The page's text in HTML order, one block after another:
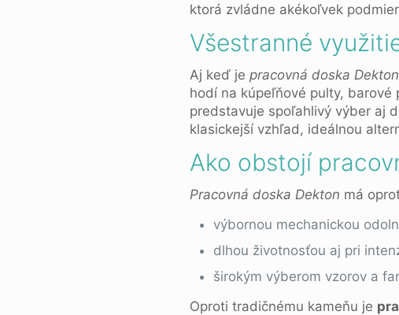
ktorá zvládne akékoľvek
Všestranné
Aj keď je pracovná doska Dekton
hodí na kúpeľňové pulty,
predstavuje spoľahlivý výber aj
klasickejší vzhľad, ideálnou
Ako obstojí
Pracovná doska Dekton má
výbornou mechanickou
dlhou životnosťou aj pri
širokým výberom vzorov a
Oproti tradičnému kameňu je